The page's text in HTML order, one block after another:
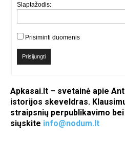
Slaptažodis:
Prisiminti duomenis
Prisijungti
Apkasai.lt – svetainė apie
istorijos skeveldras.
straipsnių perpublikavimo
siųskite info@nodum.lt